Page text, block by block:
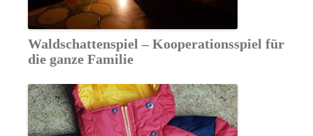
Waldschattenspiel – Kooperationsspiel für
die ganze Familie